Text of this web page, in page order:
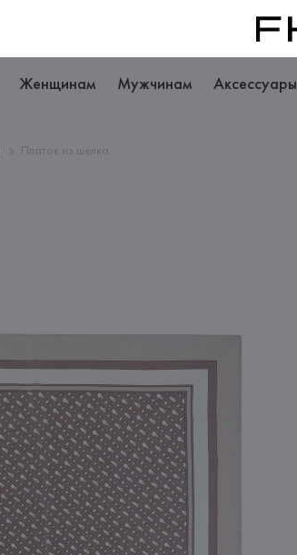
Женщинам Мужчинам Аксессуары
Платок из шелка